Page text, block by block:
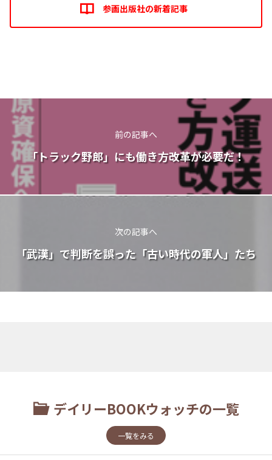
参画出版社の新着記事
前の記事へ
「トラック野郎」にも働き方改革が必要だ！
次の記事へ
「武漢」で判断を誤った「古い時代の軍人」たち
デイリーBOOKウォッチの一覧
一覧をみる